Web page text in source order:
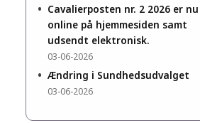
• Cavalierposten nr. 2 2026 er nu
online på hjemmesiden samt
udsendt elektronisk.
03-06-2026
• Ændring i Sundhedsudvalget
03-06-2026